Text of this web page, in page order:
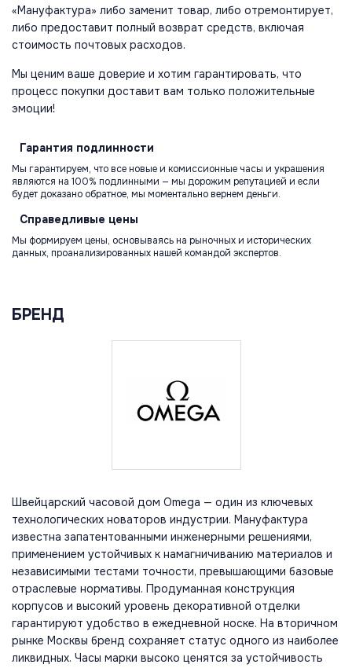
«Мануфактура» либо заменит товар, либо отремонтирует,
либо предоставит полный возврат средств, включая
стоимость почтовых расходов.
Мы ценим ваше доверие и хотим гарантировать, что
процесс покупки доставит вам только положительные
эмоции!
Гарантия подлинности
Мы гарантируем, что все новые и комиссионные часы и украшения
являются на 100% подлинными — мы дорожим репутацией и если
будет доказано обратное, мы моментально вернем деньги.
Справедливые цены
Мы формируем цены, основываясь на рыночных и исторических
данных, проанализированных нашей командой экспертов.
БРЕНД
Швейцарский часовой дом Omega — один из ключевых
технологических новаторов индустрии. Мануфактура
известна запатентованными инженерными решениями,
применением устойчивых к намагничиванию материалов и
независимыми тестами точности, превышающими базовые
отраслевые нормативы. Продуманная конструкция
корпусов и высокий уровень декоративной отделки
гарантируют удобство в ежедневной носке. На вторичном
рынке Москвы бренд сохраняет статус одного из наиболее
ликвидных. Часы марки высоко ценятся за устойчивость